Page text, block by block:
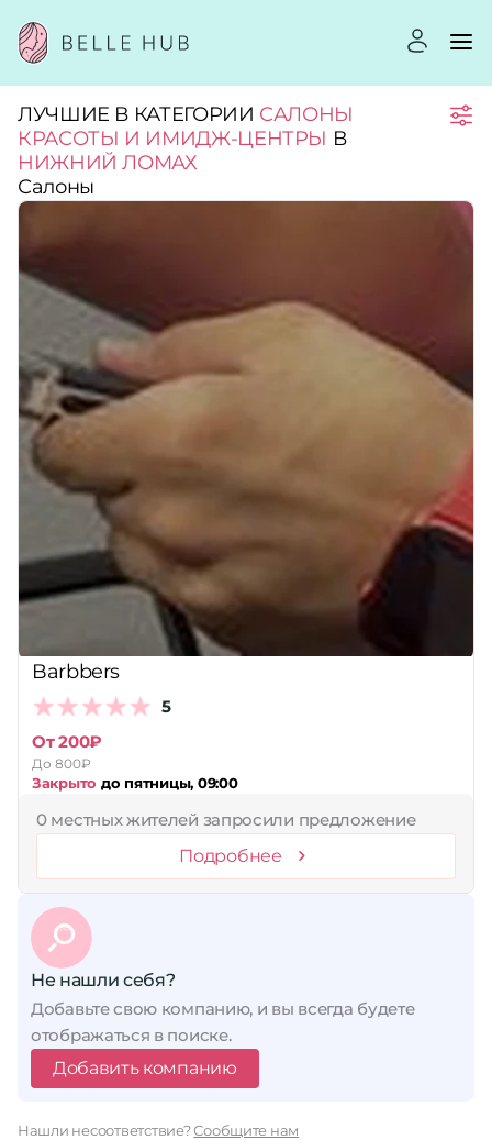
Город:
Категории:
Рейтинг:
Стоимость услуг:
Принимает сертификаты
ЛУЧШИЕ В КАТЕГОРИИ САЛОНЫ
КРАСОТЫ И ИМИДЖ-ЦЕНТРЫ В
НИЖНИЙ ЛОМАХ
Салоны
Barbbers
5
От 200₽
До 800₽
Закрыто до пятницы, 09:00
0 местных жителей запросили предложение
Подробнее
Не нашли себя?
Добавьте свою компанию, и вы всегда будете
отображаться в поиске.
Добавить компанию
Нашли несоответствие?Сообщите нам